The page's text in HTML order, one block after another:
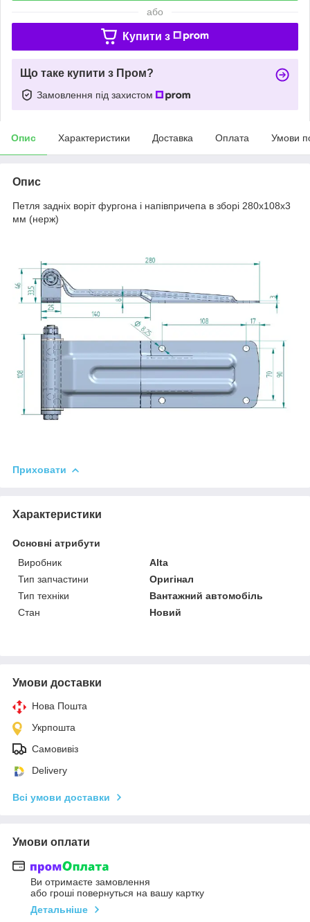
або
Купити з
Що таке купити з Пром?
Замовлення під захистом
Опис Характеристики Доставка Оплата Умови
Опис
Петля задніх воріт фургона і напівпричепа в зборі 280х108х3
мм (нерж)
Приховати
Характеристики
Основні атрибути
Виробник
Alta
Тип запчастини
Оригінал
Тип техніки
Вантажний автомобіль
Стан
Новий
Умови доставки
Нова Пошта
Укрпошта
Самовивіз
Delivery
Всі умови доставки
Умови оплати
Ви отримаєте замовлення
або гроші повернуться на вашу картку
Детальніше